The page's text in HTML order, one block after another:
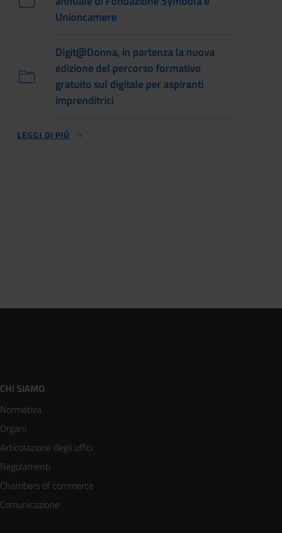
Unioncamere
Digit@Donna, in partenza la nuova
edizione del percorso formativo
gratuito sul digitale per aspiranti
imprenditrici
LEGGI DI PIÙ
Footer
menù
colonna
3
CHI SIAMO
Normativa
Organi
Articolazione degli uffici
Regolamenti
Chambers of commerce
Comunicazione